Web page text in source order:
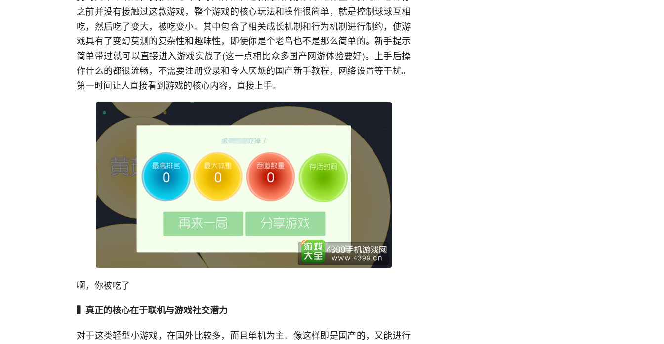
之前并没有接触过这款游戏，整个游戏的核心玩法和操作很简单，就是控制球球互相
吃，然后吃了变大，被吃变小。其中包含了相关成长机制和行为机制进行制约，使游
戏具有了变幻莫测的复杂性和趣味性，即使你是个老鸟也不是那么简单的。新手提示
简单带过就可以直接进入游戏实战了(这一点相比众多国产网游体验要好)。上手后操
作什么的都很流畅，不需要注册登录和令人厌烦的国产新手教程，网络设置等干扰。
第一时间让人直接看到游戏的核心内容，直接上手。
啊，你被吃了
▍真正的核心在于联机与游戏社交潜力
对于这类轻型小游戏，在国外比较多，而且单机为主。像这样即是国产的，又能进行